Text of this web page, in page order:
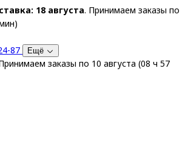
18 августа. Принимаем заказы по
)
87 Ещё
заказы по 10 августа (08 ч 57